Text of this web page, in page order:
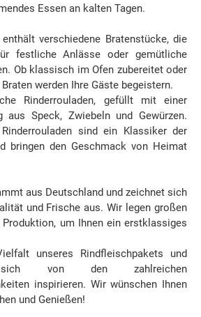
Essen an kalten Tagen.
verschiedene Bratenstücke, die
festliche Anlässe oder gemütliche
Ob klassisch im Ofen zubereitet oder
werden Ihre Gäste begeistern.
Rinderrouladen, gefüllt mit einer
aus Speck, Zwiebeln und Gewürzen.
sind ein Klassiker der
bringen den Geschmack von Heimat
aus Deutschland und zeichnet sich
und Frische aus. Wir legen großen
um Ihnen ein erstklassiges
unseres Rindfleischpakets und
von den zahlreichen
inspirieren. Wir wünschen Ihnen
und Genießen!